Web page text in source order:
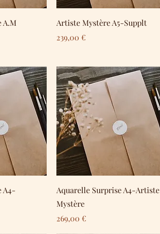
A.M
Schnellansicht
Artiste Mystère A5-Supplt
Preis
239,00 €
A4-
Schnellansicht
Aquarelle Surprise A4-Artiste
Mystère
Preis
269,00 €